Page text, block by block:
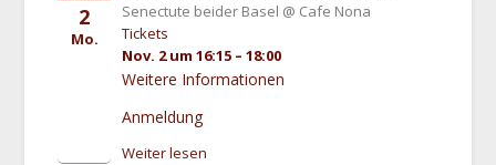
2
Mo.
Senectute beider Basel @ Cafe Nona
Tickets
Nov. 2 um 16:15 – 18:00
Weitere Informationen
Anmeldung
Weiter lesen